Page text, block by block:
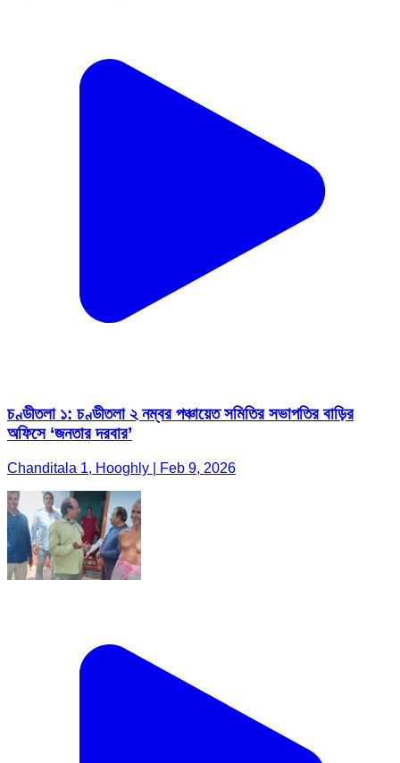
চণ্ডীতলা ১: চণ্ডীতলা ২ নম্বর পঞ্চায়েত সমিতির সভাপতির বাড়ির
অফিসে ‘জনতার দরবার’
Chanditala 1, Hooghly | Feb 9, 2026